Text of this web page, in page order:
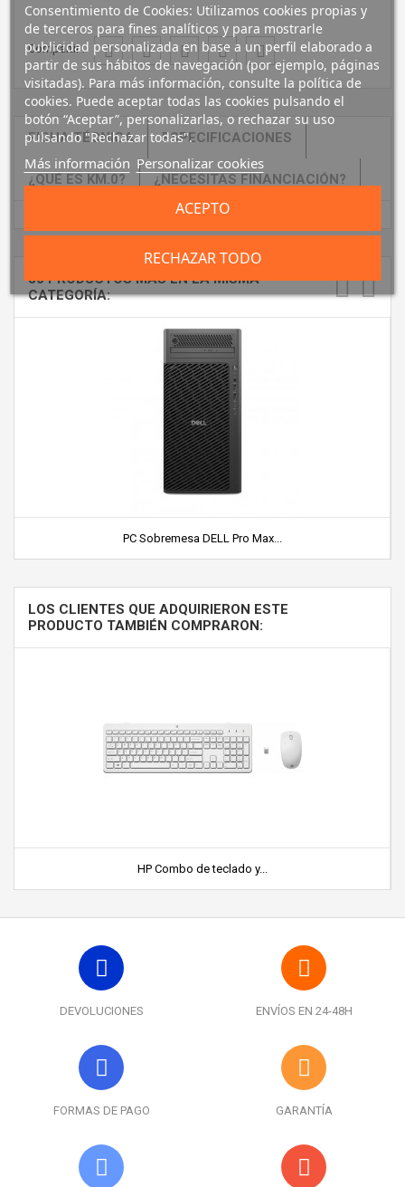
Compartir :
FICHA TÉCNICA ESPECIFICACIONES
¿QUÉ ES KM.0? ¿NECESITAS FINANCIACIÓN?
30 PRODUCTOS MÁS EN LA MISMA
CATEGORÍA:
PC Sobremesa DELL Pro Max...
LOS CLIENTES QUE ADQUIRIERON ESTE
PRODUCTO TAMBIÉN COMPRARON:
HP Combo de teclado y...
DEVOLUCIONES ENVÍOS EN 24-48H
FORMAS DE PAGO GARANTÍA
Consentimiento de Cookies: Utilizamos cookies propias y
de terceros para fines analíticos y para mostrarle
publicidad personalizada en base a un perfil elaborado a
partir de sus hábitos de navegación (por ejemplo, páginas
visitadas). Para más información, consulte la política de
cookies. Puede aceptar todas las cookies pulsando el
botón “Aceptar”, personalizarlas, o rechazar su uso
pulsando "Rechazar todas".
Más información Personalizar cookies
RECHAZAR TODO
ACEPTO